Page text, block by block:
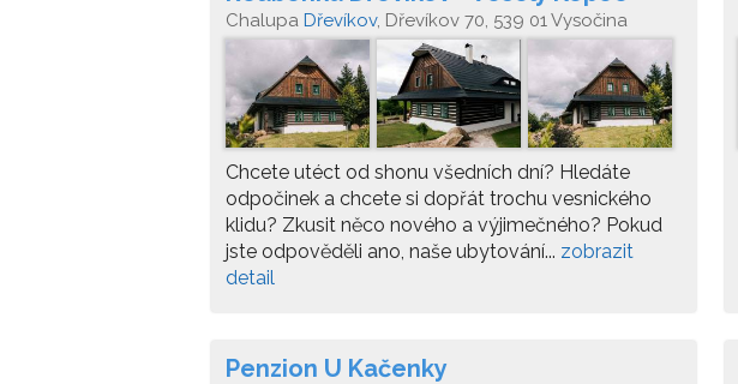
Chalupa Dřevíkov, Dřevíkov 70, 539 01 Vysočina
Chcete utéct od shonu všedních dní? Hledáte
odpočinek a chcete si dopřát trochu vesnického
klidu? Zkusit něco nového a výjimečného? Pokud
jste odpověděli ano, naše ubytování... zobrazit
detail
Penzion U Kačenky